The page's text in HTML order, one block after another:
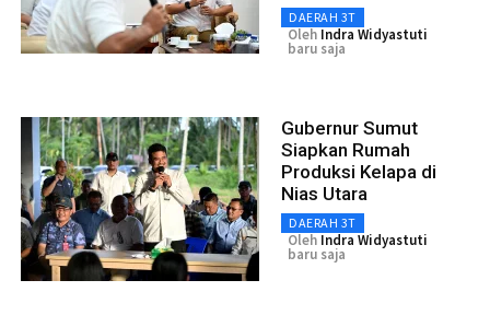
DAERAH 3T
Oleh Indra Widyastuti
baru saja
Gubernur Sumut
Siapkan Rumah
Produksi Kelapa di
Nias Utara
DAERAH 3T
Oleh Indra Widyastuti
baru saja